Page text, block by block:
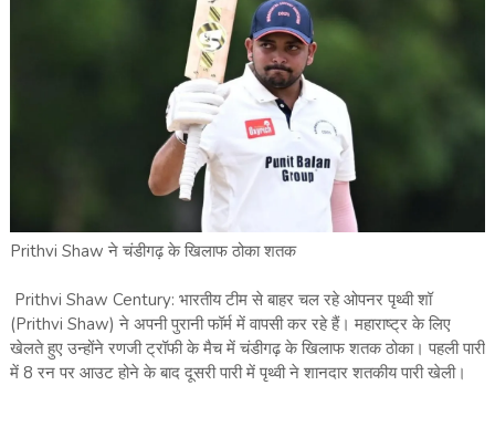
Prithvi Shaw ने चंडीगढ़ के खिलाफ ठोका शतक
Prithvi Shaw Century: भारतीय टीम से बाहर चल रहे ओपनर पृथ्वी शॉ
(Prithvi Shaw) ने अपनी पुरानी फॉर्म में वापसी कर रहे हैं। महाराष्ट्र के लिए
खेलते हुए उन्होंने रणजी ट्रॉफी के मैच में चंडीगढ़ के खिलाफ शतक ठोका। पहली पारी
में 8 रन पर आउट होने के बाद दूसरी पारी में पृथ्वी ने शानदार शतकीय पारी खेली।